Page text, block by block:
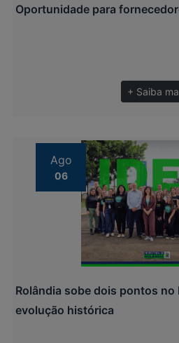
Oportunidade para
+ Saiba
Ago
06
Rolândia sobe dois pontos no
evolução histórica